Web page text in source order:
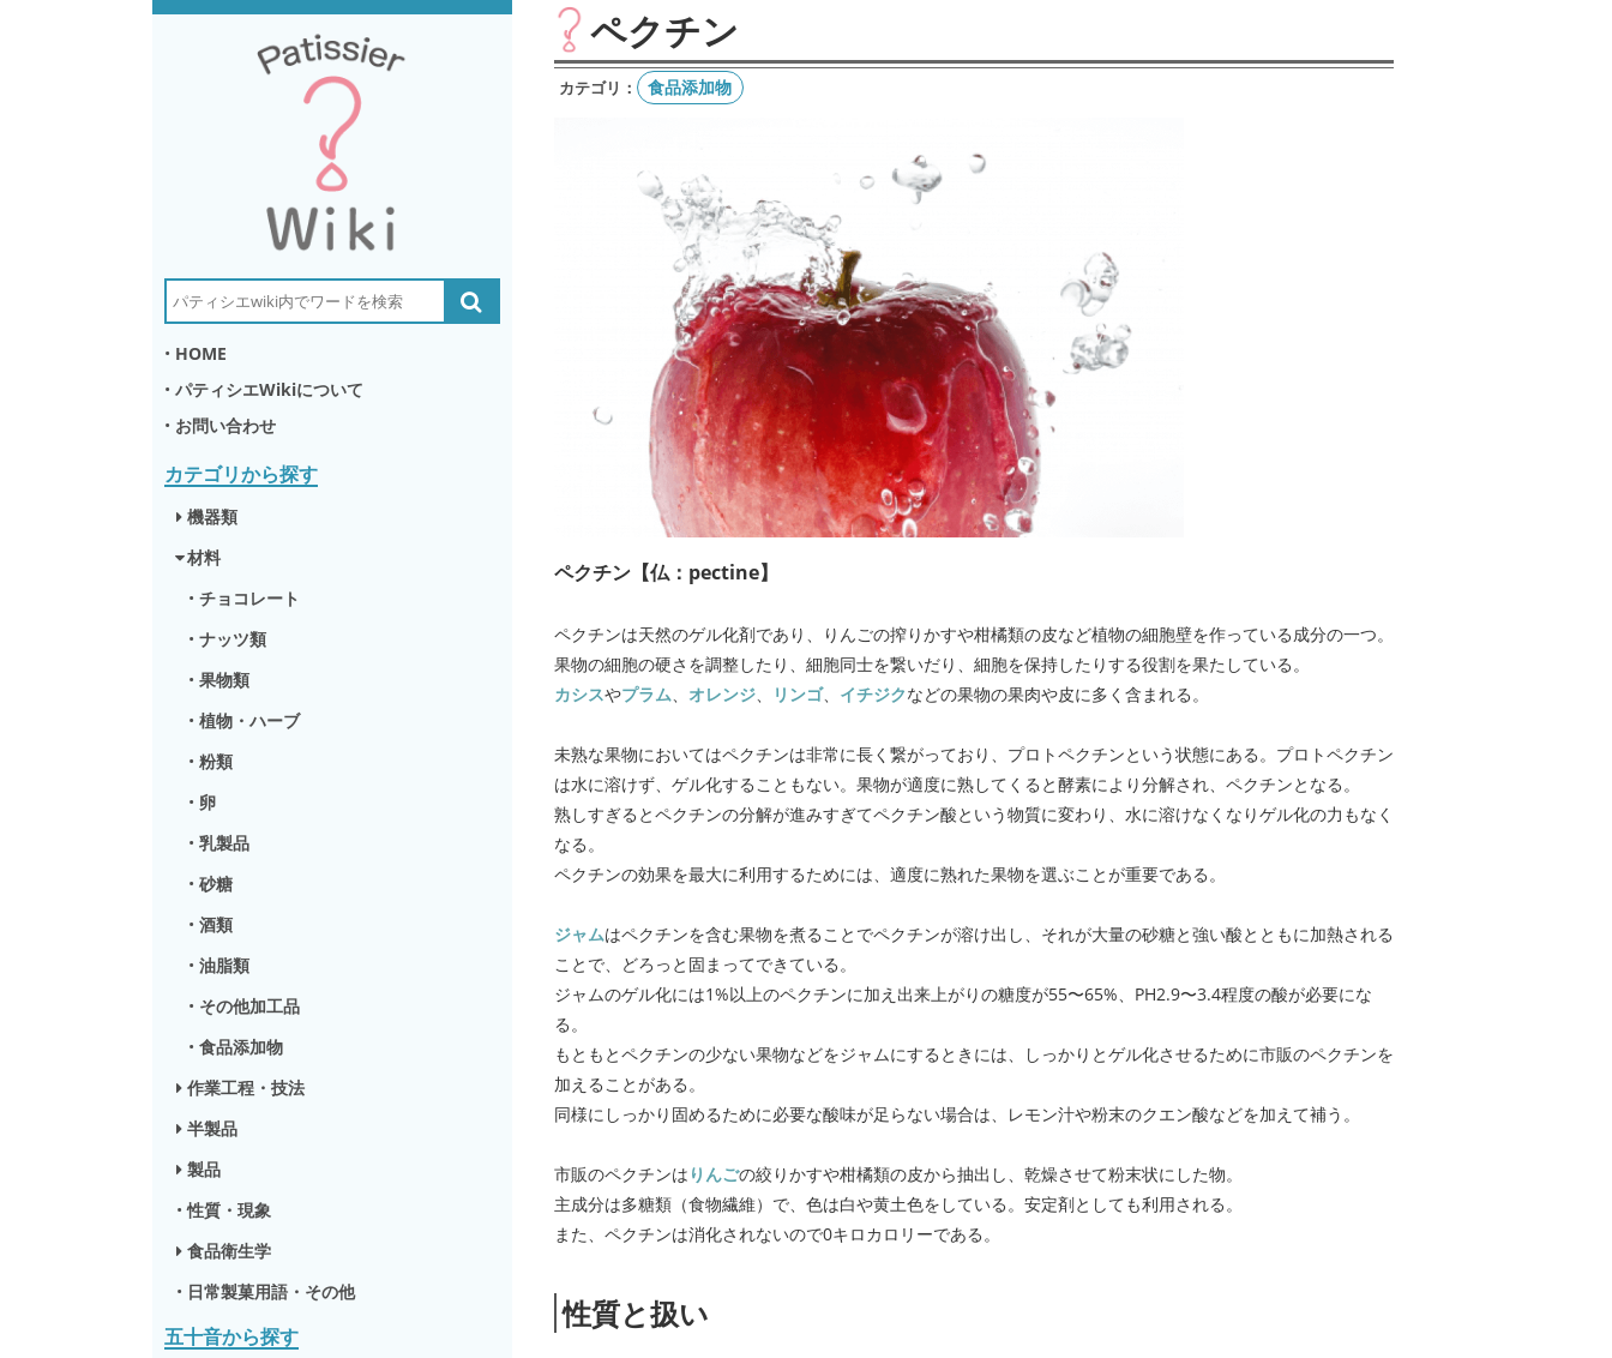
• HOME
• パティシエWikiについて
• お問い合わせ
カテゴリから探す
機器類
材料
• チョコレート
• ナッツ類
• 果物類
• 植物・ハーブ
• 粉類
• 卵
• 乳製品
• 砂糖
• 酒類
• 油脂類
• その他加工品
• 食品添加物
作業工程・技法
半製品
製品
•性質・現象
食品衛生学
• 日常製菓用語・その他
五十音から探す
ペクチン
カテゴリ： 食品添加物
ペクチン【仏：pectine】
ペクチンは天然のゲル化剤であり、りんごの搾りかすや柑橘類の皮など植物の細胞壁を作っている成分の一つ。
果物の細胞の硬さを調整したり、細胞同士を繋いだり、細胞を保持したりする役割を果たしている。
カシスやプラム オレンジ リンゴ、 イチジクなどの果物の果肉や皮に多く含まれる。
未熟な果物においてはペクチンは非常に長く繋がっており、プロトペクチンという状態にある。プロトペクチン
は水に溶けず、ゲル化することもない。果物が適度に熟してくると酵素により分解され、ペクチンとなる。
熟しすぎるとペクチンの分解が進みすぎてペクチン酸という物質に変わり、水に溶けなくなりゲル化の力もなく
なる。
ペクチンの効果を最大に利用するためには、適度に熟れた果物を選ぶことが重要である。
ジャムはペクチンを含む果物を煮ることでペクチンが溶け出し、それが大量の砂糖と強い酸とともに加熱される
ことで、どろっと固まってできている。
ジャムのゲル化には1%以上のペクチンに加え出来上がりの糖度が55〜65%、PH2.9〜3.4程度の酸が必要にな
る。
もともとペクチンの少ない果物などをジャムにするときには、しっかりとゲル化させるために市販のペクチンを
加えることがある。
同様にしっかり固めるために必要な酸味が足らない場合は、レモン汁や粉末のクエン酸などを加えて補う。
市販のペクチンは りんごの絞りかすや柑橘類の皮から抽出し、乾燥させて粉末状にした物。
主成分は多糖類（食物繊維）で、色は白や黄土色をしている。安定剤としても利用される。
また、ペクチンは消化されないので0キロカロリーである。
性質と扱い